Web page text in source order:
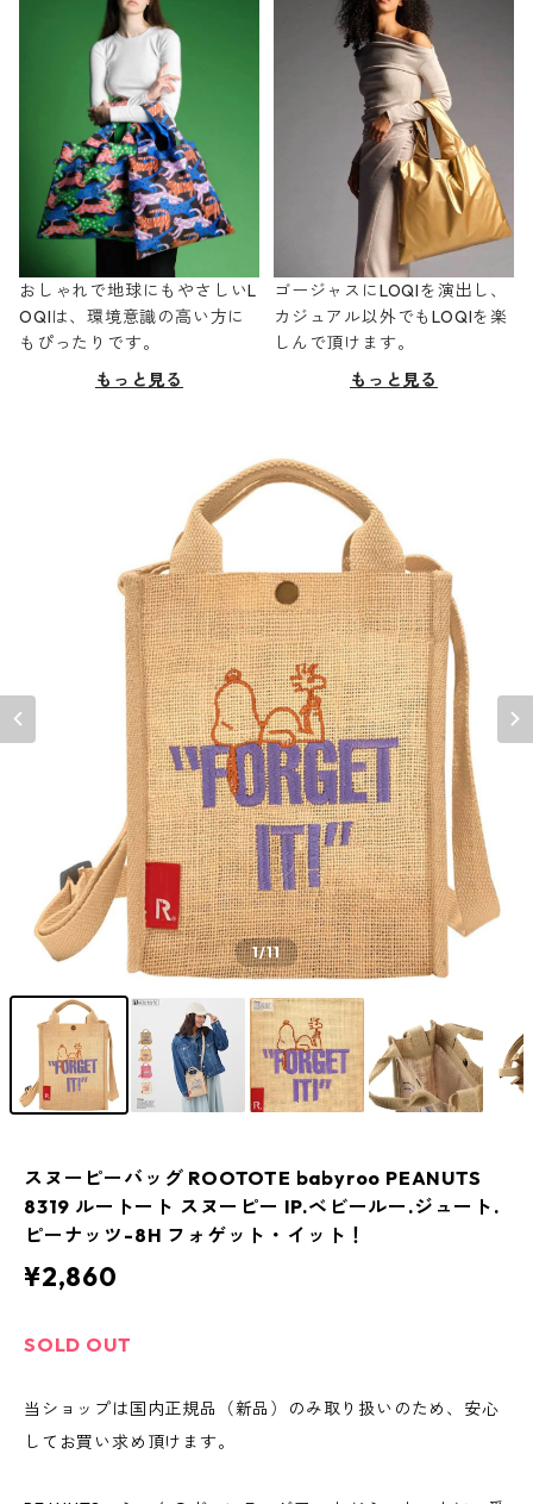
おしゃれで地球にもやさしいL
OQIは、環境意識の高い方に
もぴったりです。
もっと見る
ゴージャスにLOQIを演出し、
カジュアル以外でもLOQIを楽
しんで頂けます。
もっと見る
1/11
スヌーピーバッグ ROOTOTE babyroo PEANUTS
8319 ルートート スヌーピー IP.ベビールー.ジュート.
ピーナッツ-8H フォゲット・イット！
¥2,860
SOLD OUT
当ショップは国内正規品（新品）のみ取り扱いのため、安心
してお買い求め頂けます。